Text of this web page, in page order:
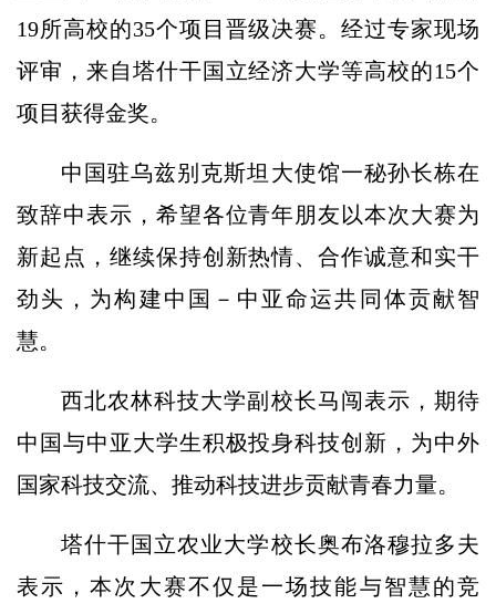
19所高校的35个项目晋级决赛。经过专家现场
评审，来自塔什干国立经济大学等高校的15个
项目获得金奖。
中国驻乌兹别克斯坦大使馆一秘孙长栋在
致辞中表示，希望各位青年朋友以本次大赛为
新起点，继续保持创新热情、合作诚意和实干
劲头，为构建中国－中亚命运共同体贡献智
慧。
西北农林科技大学副校长马闯表示，期待
中国与中亚大学生积极投身科技创新，为中外
国家科技交流、推动科技进步贡献青春力量。
塔什干国立农业大学校长奥布洛穆拉多夫
表示，本次大赛不仅是一场技能与智慧的竞